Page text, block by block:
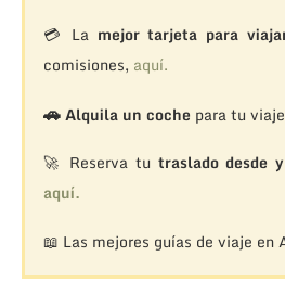
💳 La mejor tarjeta para
comisiones, aquí.
🚗Alquila un coche para tu
🚀 Reserva tu traslado desde
aquí.
📖 Las mejores guías de viaje en